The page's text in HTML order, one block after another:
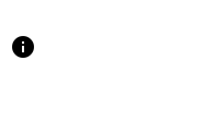
info